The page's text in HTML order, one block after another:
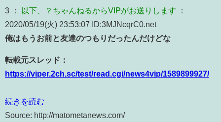
3 ： 以下、？ちゃんねるからVIPがお送りします ：
2020/05/19(火) 23:53:07 ID:3MJNcqrC0.net
俺はもうお前と友達のつもりだったんだけどな
転載元スレッド：
https://viper.2ch.sc/test/read.cgi/news4vip/1589899927/
続きを読む
Source: http://matometanews.com/